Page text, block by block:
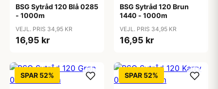
BSG Sytråd 120 Blå 0285
- 1000m
VEJL. PRIS 34,95 KR
16,95 kr
BSG Sytråd 120 Brun
1440 - 1000m
VEJL. PRIS 34,95 KR
16,95 kr
SPAR 52% SPAR 52%